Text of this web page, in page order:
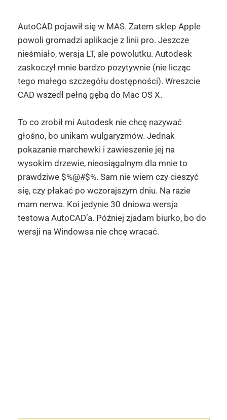
AutoCAD pojawił się w MAS. Zatem sklep Apple
powoli gromadzi aplikacje z linii pro. Jeszcze
nieśmiało, wersja LT, ale powolutku. Autodesk
zaskoczył mnie bardzo pozytywnie (nie licząc
tego małego szczegółu dostępności). Wreszcie
CAD wszedł pełną gębą do Mac OS X.
To co zrobił mi Autodesk nie chcę nazywać
głośno, bo unikam wulgaryzmów. Jednak
pokazanie marchewki i zawieszenie jej na
wysokim drzewie, nieosiągalnym dla mnie to
prawdziwe $%@#$%. Sam nie wiem czy cieszyć
się, czy płakać po wczorajszym dniu. Na razie
mam nerwa. Koi jedynie 30 dniowa wersja
testowa AutoCAD’a. Później zjadam biurko, bo do
wersji na Windowsa nie chcę wracać.